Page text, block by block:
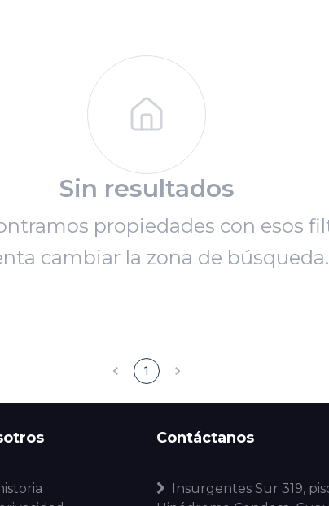
Sin resultados
propiedades con esos
cambiar la zona de búsqueda.
1
Contáctanos
Insurgentes Sur 319,